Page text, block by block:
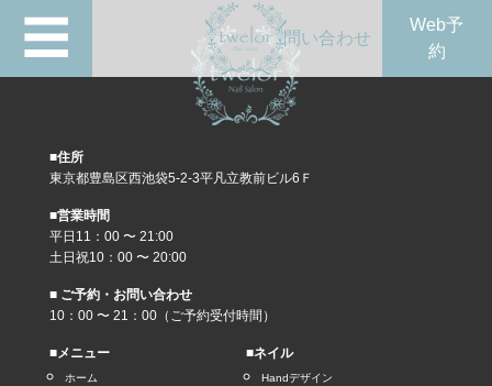
☰ 問い合わせ
Web予
約
■住所
東京都豊島区西池袋5-2-3平凡立教前ビル6Ｆ
■営業時間
平日11：00 〜 21:00
土日祝10：00 〜 20:00
■ ご予約・お問い合わせ
10：00 〜 21：00（ご予約受付時間）
■メニュー
ホーム
■ネイル
Handデザイン